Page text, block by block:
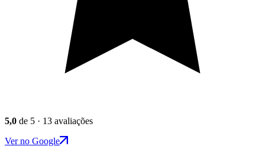
5,0 de 5 · 13 avaliações
Ver no Google